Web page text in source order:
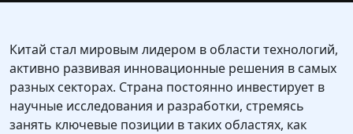
Китай стал мировым лидером в области технологий,
активно развивая инновационные решения в самых
разных секторах. Страна постоянно инвестирует в
научные исследования и разработки, стремясь
занять ключевые позиции в таких областях, как